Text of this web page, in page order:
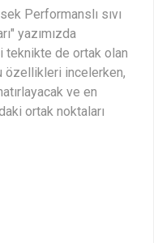
Performanslı sıvı
yazımızda
teknikte de ortak olan
özellikleri incelerken,
ve en
ortak noktaları